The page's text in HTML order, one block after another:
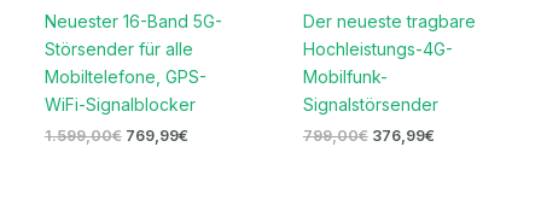
Neuester 16-Band 5G-
Störsender für alle
Mobiltelefone, GPS-
WiFi-Signalblocker
1.599,00€ 769,99€
Der neueste tragbare
Hochleistungs-4G-
Mobilfunk-
Signalstörsender
799,00€ 376,99€